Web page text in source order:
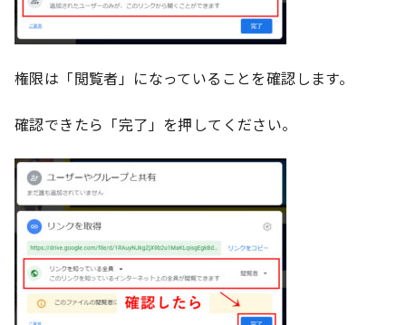
権限は「閲覧者」になっていることを確認します。
確認できたら「完了」を押してください。